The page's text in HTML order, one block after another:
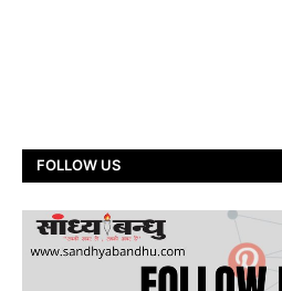
FOLLOW US